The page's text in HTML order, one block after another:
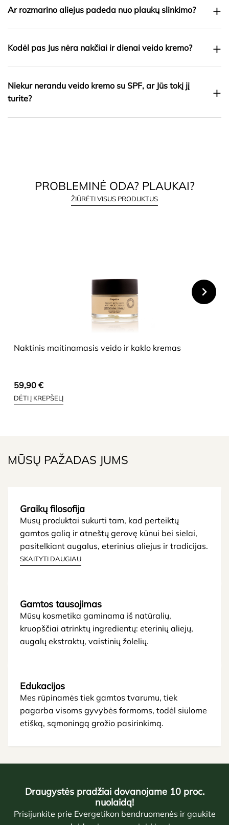
Ar rozmarino aliejus padeda nuo plaukų slinkimo? +
Kodėl pas Jus nėra nakčiai ir dienai veido kremo? +
Niekur nerandu veido kremo su SPF, ar Jūs tokį jį
turite?
+
PROBLEMINĖ ODA? PLAUKAI?
ŽIŪRĖTI VISUS PRODUKTUS
Naktinis maitinamasis veido ir kaklo kremas
59,90 €
DĖTI Į KREPŠELĮ
MŪSŲ PAŽADAS JUMS
Graikų filosofija
Mūsų produktai sukurti tam, kad perteiktų
gamtos galią ir atneštų gerovę kūnui bei sielai,
pasitelkiant augalus, eterinius aliejus ir tradicijas.
SKAITYTI DAUGIAU
Gamtos tausojimas
Mūsų kosmetika gaminama iš natūralių,
kruopščiai atrinktų ingredientų: eterinių aliejų,
augalų ekstraktų, vaistinių žolelių.
Edukacijos
Mes rūpinamės tiek gamtos tvarumu, tiek
pagarba visoms gyvybės formoms, todėl siūlome
etišką, sąmoningą grožio pasirinkimą.
Draugystės pradžiai dovanojame 10 proc.
nuolaidą!
Prisijunkite prie Evergetikon bendruomenės ir gaukite